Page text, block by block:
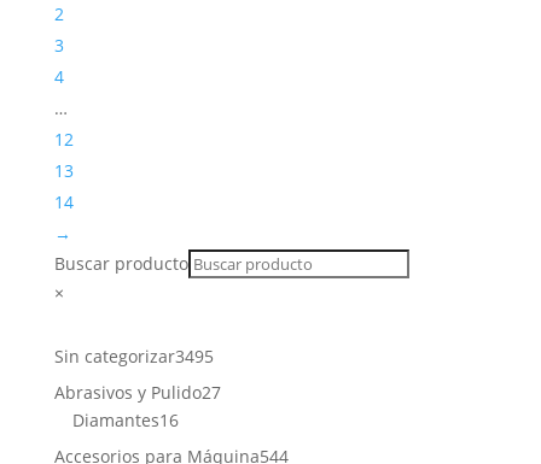
2
3
4
…
12
13
14
→
Buscar producto
×
Sin categorizar34953495
productos
Abrasivos y Pulido2727
Diamantes1616
productos
Accesorios para Máquina544544